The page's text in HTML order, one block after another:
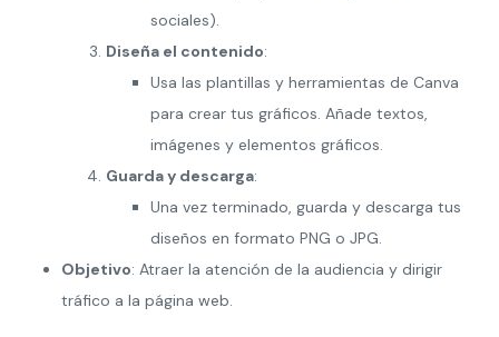
sociales).
Diseña el contenido:
Usa las plantillas y herramientas de Canva
para crear tus gráficos. Añade textos,
imágenes y elementos gráficos.
Guarda y descarga:
Una vez terminado, guarda y descarga tus
diseños en formato PNG o JPG.
Objetivo: Atraer la atención de la audiencia y dirigir
tráfico a la página web.